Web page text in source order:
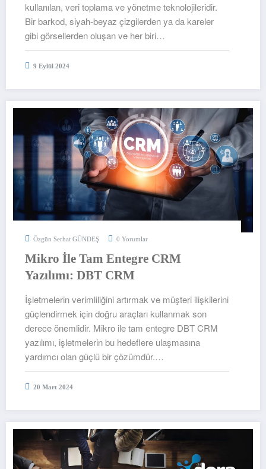
kullanılan, veri toplama ve yönetme teknolojileridir.
Bir barkod, siyah-beyaz çizgilerden ya da kareler
gibi görsellerden oluşan ve her biri…
9 Eylül 2024
Özgün Serhat GÜNDEŞ 0 Yorumlar
Mikro İle Tam Entegre CRM
Yazılımı: DBT CRM
İşletmelerin verimliliğini artırmak ve müşteri ilişkilerini
güçlendirmek için doğru araçları kullanmak son
derece önemlidir. Mikro ile tam entegre DBT CRM
yazılımı, işletmelerin bu hedeflere ulaşmasına
yardımcı olan güçlü bir çözümdür.…
20 Mart 2024